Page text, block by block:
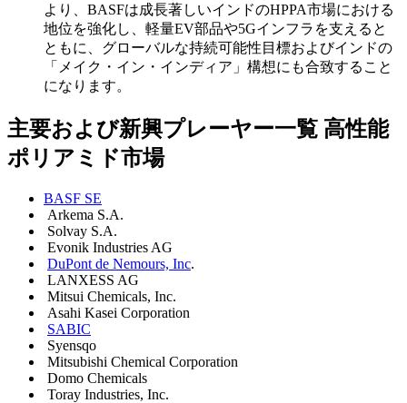
より、BASFは成長著しいインドのHPPA市場における
地位を強化し、軽量EV部品や5Gインフラを支えると
ともに、グローバルな持続可能性目標およびインドの
「メイク・イン・インディア」構想にも合致すること
になります。
主要および新興プレーヤー一覧 高性能
ポリアミド市場
BASF SE
Arkema S.A.
Solvay S.A.
Evonik Industries AG
DuPont de Nemours, Inc.
LANXESS AG
Mitsui Chemicals, Inc.
Asahi Kasei Corporation
SABIC
Syensqo
Mitsubishi Chemical Corporation
Domo Chemicals
Toray Industries, Inc.